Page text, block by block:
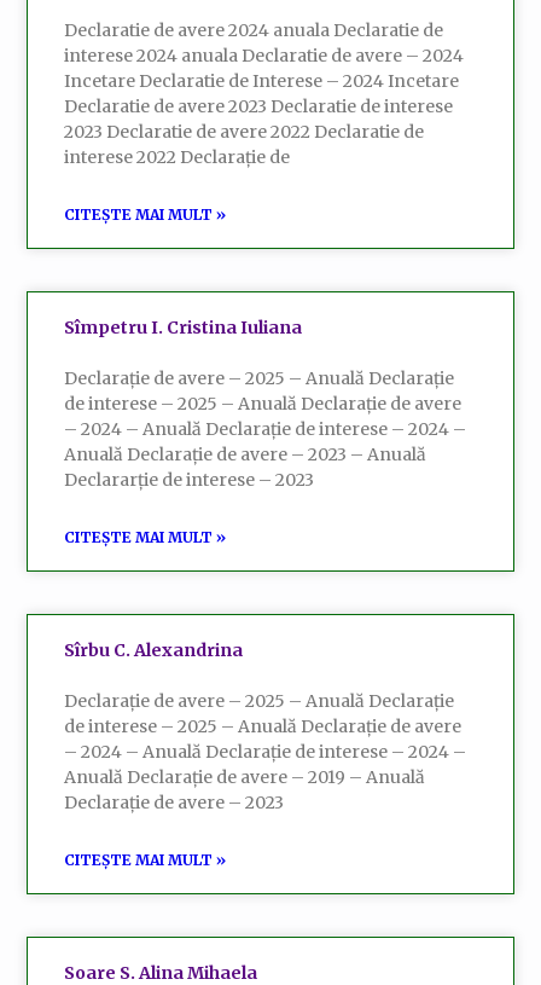
Declaratie de avere 2024 anuala Declaratie de
interese 2024 anuala Declaratie de avere – 2024
Incetare Declaratie de Interese – 2024 Incetare
Declaratie de avere 2023 Declaratie de interese
2023 Declaratie de avere 2022 Declaratie de
interese 2022 Declarație de
CITEȘTE MAI MULT »
Sîmpetru I. Cristina Iuliana
Declarație de avere – 2025 – Anuală Declarație
de interese – 2025 – Anuală Declarație de avere
– 2024 – Anuală Declarație de interese – 2024 –
Anuală Declarație de avere – 2023 – Anuală
Declararție de interese – 2023
CITEȘTE MAI MULT »
Sîrbu C. Alexandrina
Declarație de avere – 2025 – Anuală Declarație
de interese – 2025 – Anuală Declarație de avere
– 2024 – Anuală Declarație de interese – 2024 –
Anuală Declarație de avere – 2019 – Anuală
Declarație de avere – 2023
CITEȘTE MAI MULT »
Soare S. Alina Mihaela